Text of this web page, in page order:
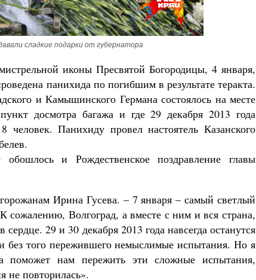
сладкие подарки от губернатора
иконы Пресвятой Богородицы, 4 января,
панихида по погибшим в результате теракта.
и Камышинского Германа состоялось на месте
досмотра багажа и где 29 декабря 2013 года
Панихиду провел настоятель Казанского
и Рождественское поздравление главы
Ирина Гусева. – 7 января – самый светлый
Волгоград, а вместе с ним и вся страна,
29 и 30 декабря 2013 года навсегда останутся
без того пережившего немыслимые испытания. Но я
поможет нам пережить эти сложные испытания,
не повторилась».